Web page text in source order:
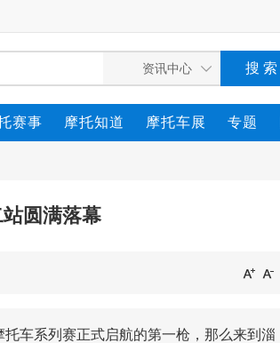
赛事 摩托知道 摩托车展 专题
圆满落幕
车系列赛正式启航的第一枪，那么来到淄